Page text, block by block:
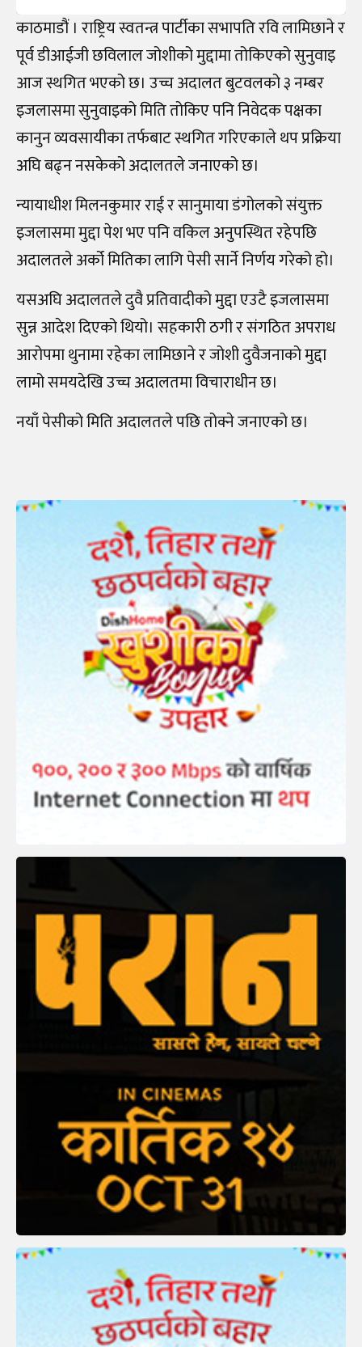
काठमाडौं । राष्ट्रिय स्वतन्त्र पार्टीका सभापति रवि लामिछाने र
पूर्व डीआईजी छविलाल जोशीको मुद्दामा तोकिएको सुनुवाइ
आज स्थगित भएको छ। उच्च अदालत बुटवलको ३ नम्बर
इजलासमा सुनुवाइको मिति तोकिए पनि निवेदक पक्षका
कानुन व्यवसायीका तर्फबाट स्थगित गरिएकाले थप प्रक्रिया
अघि बढ्न नसकेको अदालतले जनाएको छ।
न्यायाधीश मिलनकुमार राई र सानुमाया डंगोलको संयुक्त
इजलासमा मुद्दा पेश भए पनि वकिल अनुपस्थित रहेपछि
अदालतले अर्को मितिका लागि पेसी सार्ने निर्णय गरेको हो।
यसअघि अदालतले दुवै प्रतिवादीको मुद्दा एउटै इजलासमा
सुन्न आदेश दिएको थियो। सहकारी ठगी र संगठित अपराध
आरोपमा थुनामा रहेका लामिछाने र जोशी दुवैजनाको मुद्दा
लामो समयदेखि उच्च अदालतमा विचाराधीन छ।
नयाँ पेसीको मिति अदालतले पछि तोक्ने जनाएको छ।